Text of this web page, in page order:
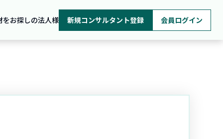
をお探しの法人様 新規コンサルタント登録 会員ログイン